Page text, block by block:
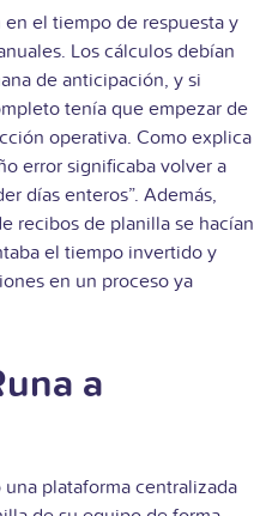
el tiempo de respuesta y
Los cálculos debían
de anticipación, y si
tenía que empezar de
operativa. Como explica
error significaba volver a
días enteros”. Además,
recibos de planilla se hacían
el tiempo invertido y
en un proceso ya
a
plataforma centralizada